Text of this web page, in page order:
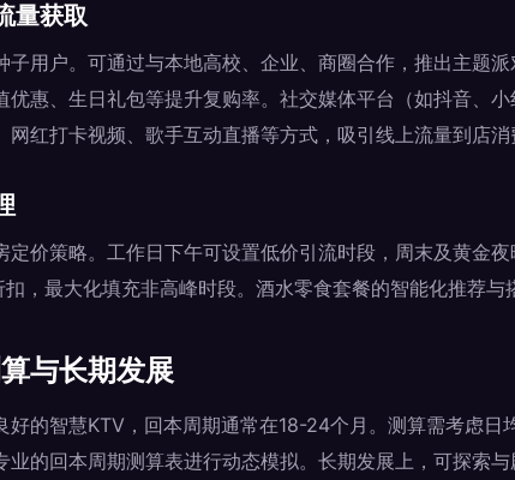
量获取
子用户。可通过与本地高校、企业、商圈合作，推出主题
优惠、生日礼包等提升复购率。社交媒体平台（如抖音、小
红打卡视频、歌手互动直播等方式，吸引线上流量到店消
定价策略。工作日下午可设置低价引流时段，周末及黄金
扣，最大化填充非高峰时段。酒水零食套餐的智能化推荐与
与长期发展
好的智慧KTV，回本周期通常在18-24个月。测算需考虑日
业的回本周期测算表进行动态模拟。长期发展上，可探索